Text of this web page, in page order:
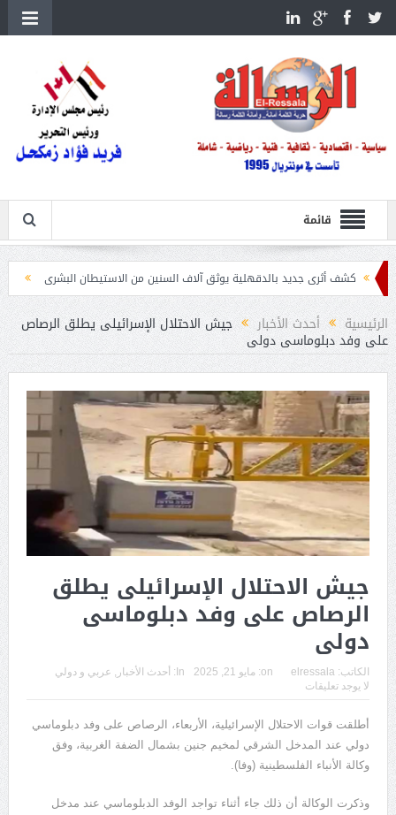
قائمة
جديد بالدقهلية يوثق آلاف السنين من الاستيطان البشرى اتحاد الكرة يطلب استضافة
الرئيسية أحدث الأخبار جيش الاحتلال الإسرائيلى يطلق الرصاص
على وفد دبلوماسى دولى
جيش الاحتلال الإسرائيلى يطلق
الرصاص على وفد دبلوماسى
دولى
الكاتب: elressala
on: مايو 21, 2025 In: أحدث الأخبار
عربي و دولي
لا يوجد تعليقات
أطلقت قوات الاحتلال الإسرائيلية، الأربعاء، الرصاص على وفد دبلوماسي
دولي عند المدخل الشرقي لمخيم جنين بشمال الضفة الغربية، وفق
وكالة الأنباء الفلسطينية (وفا).
وذكرت الوكالة أن ذلك جاء أثناء تواجد الوفد الدبلوماسي عند مدخل